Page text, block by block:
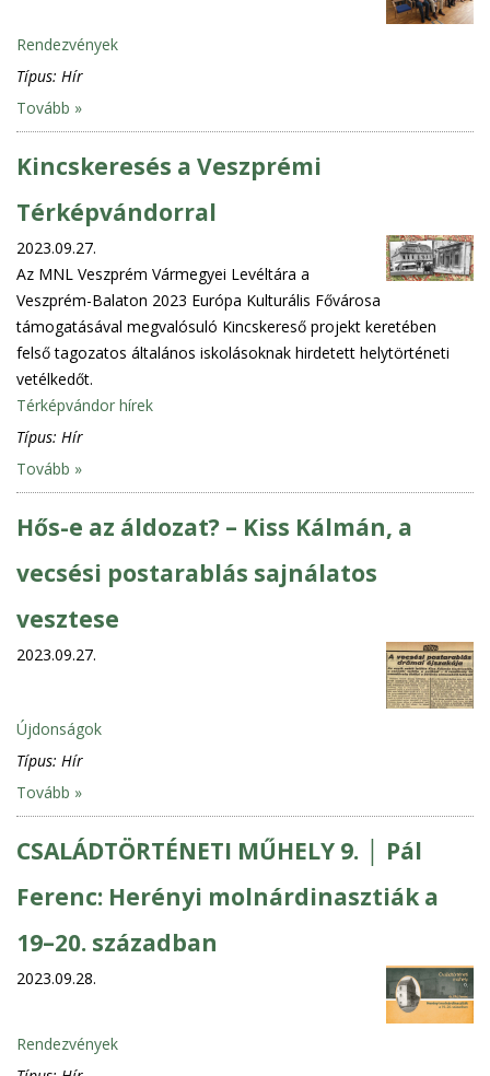
Rendezvények
Típus: Hír
Tovább »
Kincskeresés a Veszprémi
Térképvándorral
2023.09.27.
Az MNL Veszprém Vármegyei Levéltára a
Veszprém-Balaton 2023 Európa Kulturális Fővárosa
támogatásával megvalósuló Kincskereső projekt keretében
felső tagozatos általános iskolásoknak hirdetett helytörténeti
vetélkedőt.
Térképvándor hírek
Típus: Hír
Tovább »
Hős-e az áldozat? – Kiss Kálmán, a
vecsési postarablás sajnálatos
vesztese
2023.09.27.
Újdonságok
Típus: Hír
Tovább »
CSALÁDTÖRTÉNETI MŰHELY 9. │ Pál
Ferenc: Herényi molnárdinasztiák a
19–20. században
2023.09.28.
Rendezvények